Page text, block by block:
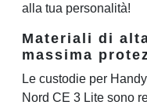
alla tua personalità!
Materiali di
massima
Le custodie per
Nord CE 3 Lite sono